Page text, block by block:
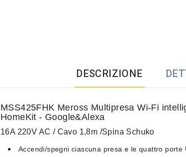
DESCRIZIONE
MSS425FHK Meross Multipresa Wi-Fi
HomeKit - Google&Alexa
16A 220V AC / Cavo 1,8m /Spina Schuko
Accendi/spegni ciascuna presa e le quattro porte